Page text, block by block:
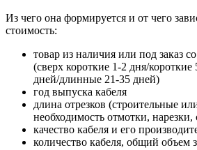
Из чего она формируется и от чего
стоимость:
товар из наличия или под заказ
(сверх короткие 1-2 дня/
дней/длинные 21-35 дней)
год выпуска кабеля
длина отрезков (строительные
необходимость отмотки, нарезки,
качество кабеля и его
количество кабеля, общий объем